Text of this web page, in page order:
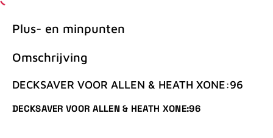
Plus- en minpunten
Omschrijving
DECKSAVER VOOR ALLEN & HEATH XONE:96
DECKSAVER VOOR ALLEN & HEATH XONE:96